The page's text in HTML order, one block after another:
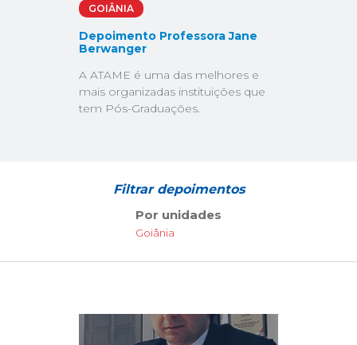
GOIÂNIA
Depoimento Professora Jane
Berwanger
A ATAME é uma das melhores e
mais organizadas instituições que
tem Pós-Graduações.
Filtrar depoimentos
Por unidades
Goiânia